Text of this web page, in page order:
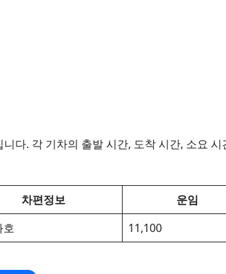
다. 각 기차의 출발 시간, 도착 시간, 소요 시
차편정보
운임
호 11,100